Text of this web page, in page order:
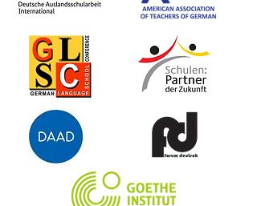
Warum wird es abends dunkel?
Wie kommt das Salz ins Meer? In
diesem Buch erkunden Kinder
Gebirge, Höhlen, Wüsten und
Wälder, besteigen mithilfe
ausklappbarer Entdeckerseiten
Vulkane und tauchen in die
Tiefsee ein. Sie erfahren zudem,
wie wir tagtäglich selbst einen
Beitrag zum Schutz unseres
einzigartigen Planeten leisten
können.